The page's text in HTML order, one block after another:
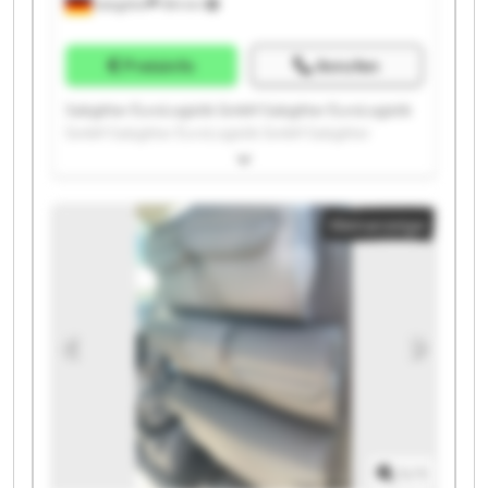
Salzgitter
Preisinfo Anrufen
Salzgitter EuroLogistik GmbH Salzgitter EuroLogistik
EuroLogistik GmbH Salzgitter EuroLogistik GmbH
GmbH Salzgitter EuroLogistik GmbH Salzgitter
EuroLogistik GmbH Salzgitter EuroLogistik GmbH
Salzgitter EuroLogistik GmbH Salzgitter EuroLogistik
GmbH Salzgitter EuroLogistik GmbH Salzgitter
EuroLogistik GmbH Salzgitter EuroLogistik GmbH
Salzgitter EuroLogistik GmbH Salzgitter EuroLogistik
GmbH Salzgitter EuroLogistik GmbH Salzgitter
EuroLogistik GmbH Salzgitter EuroLogistik GmbH
Kleinanzeige